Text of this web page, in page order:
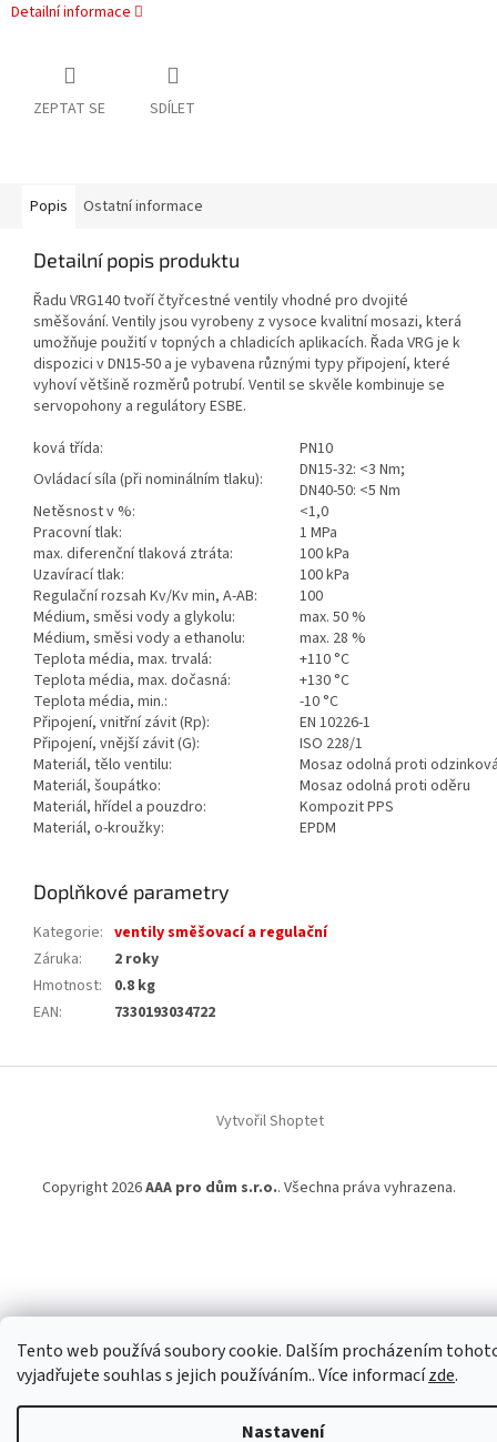
Tento web používá soubory cookie. Dalším procházením
vyjadřujete souhlas s jejich používáním.. Více informacízde.
Nastavení
Detailní informace
ZEPTAT SE SDÍLET
Popis Ostatní informace
Detailní popis produktu
Řadu VRG140 tvoří čtyřcestné ventily vhodné pro dvojité
směšování. Ventily jsou vyrobeny z vysoce kvalitní mosazi, která
umožňuje použití v topných a chladicích aplikacích. Řada VRG je k
dispozici v DN15-50 a je vybavena různými typy připojení, které
vyhoví většině rozměrů potrubí. Ventil se skvěle kombinuje se
servopohony a regulátory ESBE.
ková třída:
PN10
Ovládací síla (při nominálním tlaku):
DN15-32: <3 Nm;
DN40-50: <5 Nm
Netěsnost v %:
<1,0
Pracovní tlak:
1 MPa
max. diferenční tlaková ztráta:
100 kPa
Uzavírací tlak:
100 kPa
Regulační rozsah Kv/Kv min, A-AB:
100
Médium, směsi vody a glykolu:
max. 50 %
Médium, směsi vody a ethanolu:
max. 28 %
Teplota média, max. trvalá:
+110 °C
Teplota média, max. dočasná:
+130 °C
Teplota média, min.:
-10 °C
Připojení, vnitřní závit (Rp):
EN 10226-1
Připojení, vnější závit (G):
ISO 228/1
Materiál, tělo ventilu:
Mosaz odolná proti
Materiál, šoupátko:
Mosaz odolná proti oděru
Materiál, hřídel a pouzdro:
Kompozit PPS
Materiál, o-kroužky:
EPDM
Doplňkové parametry
Kategorie: ventily směšovací a regulační
Záruka:
2 roky
Hmotnost:
0.8 kg
EAN: 7330193034722
Vytvořil Shoptet
Copyright 2026AAA pro dům s.r.o.. Všechna práva vyhrazena.